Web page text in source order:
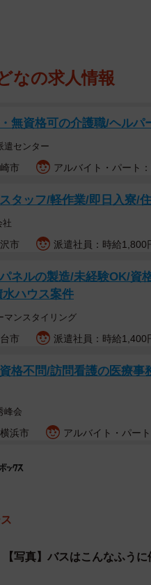
３）は今夏、このバス停で
はなかったが、長女である
みた。そもそもバス停のあ
にしか歩道がない。バス停
はいったん段差を降り、車
と段差がある御蔭橋のバス停留所
なの求人情報
無資格可の介護職/ヘルパ
遣センター
市 アルバイト・パート
タッフ/軽作業/即日入寮/
社
市 派遣社員：時給1,800
ネルの製造/未経験OK/資
水ハウス案件
マンスタイリング
市 派遣社員：時給1,400
資格不問/訪問看護の医療
峰会
浜市 アルバイト・パー
【写真】バスはこんなふう